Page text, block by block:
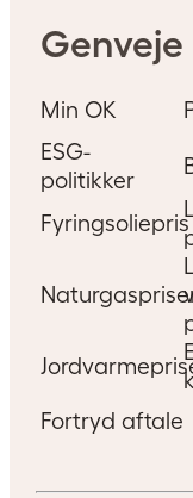
Genveje
Min OK
ESG-
politikker
Fyringsoliepris
Fortryd aftale